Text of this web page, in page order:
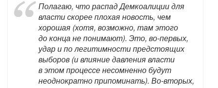
Полагаю, что распад Демкоалиции для
власти скорее плохая новость, чем
хорошая (хотя, возможно, там этого
до конца не понимают). Это, во-первых,
удар и по легитимности предстоящих
выборов (и влияние давления власти
в этом процессе несомненно будут
неоднократно припоминать). Во-вторых,